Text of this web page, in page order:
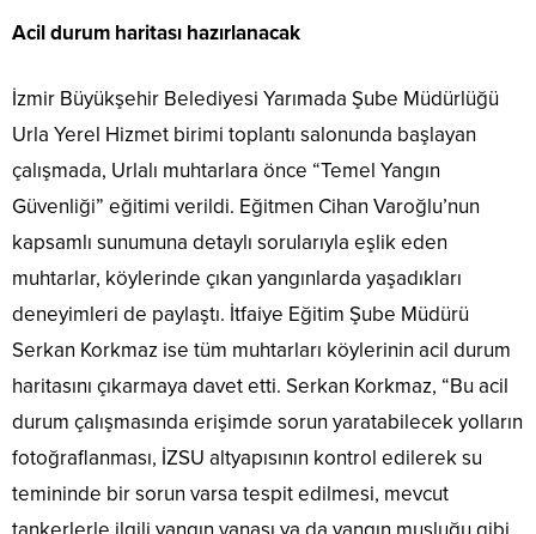
Acil durum haritası hazırlanacak
İzmir Büyükşehir Belediyesi Yarımada Şube Müdürlüğü
Urla Yerel Hizmet birimi toplantı salonunda başlayan
çalışmada, Urlalı muhtarlara önce “Temel Yangın
Güvenliği” eğitimi verildi. Eğitmen Cihan Varoğlu’nun
kapsamlı sunumuna detaylı sorularıyla eşlik eden
muhtarlar, köylerinde çıkan yangınlarda yaşadıkları
deneyimleri de paylaştı. İtfaiye Eğitim Şube Müdürü
Serkan Korkmaz ise tüm muhtarları köylerinin acil durum
haritasını çıkarmaya davet etti. Serkan Korkmaz, “Bu acil
durum çalışmasında erişimde sorun yaratabilecek yolların
fotoğraflanması, İZSU altyapısının kontrol edilerek su
temininde bir sorun varsa tespit edilmesi, mevcut